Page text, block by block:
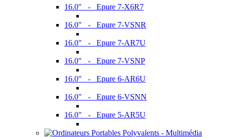
16.0" - Epure 7-X6R7
16.0" - Epure 7-VSNR
16.0" - Epure 7-AR7U
16.0" - Epure 7-VSNP
16.0" - Epure 6-AR6U
16.0" - Epure 6-VSNN
16.0" - Epure 5-AR5U